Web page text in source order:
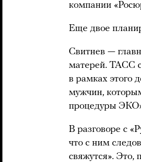
компании
Еще двое
Свитнев —
матерей. ТАСС
в рамках этого
мужчин,
процедуры
В разговоре с
что с ним
свяжутся». Это,